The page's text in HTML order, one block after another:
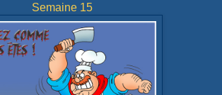
Semaine 15